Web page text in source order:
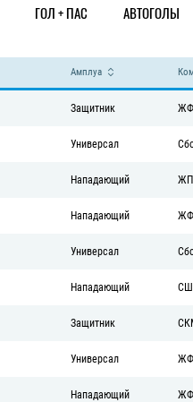
ГОЛ + ПАС АВТОГОЛЫ
Амплуа
Защитник
Универсал
Нападающий
Нападающий
Универсал
Нападающий СШ
Защитник
Универсал
Нападающий